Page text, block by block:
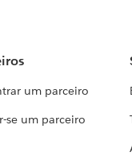
um parceiro
se um parceiro